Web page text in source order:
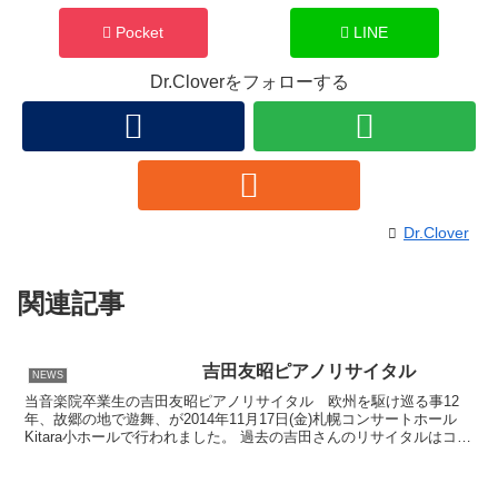
Pocket LINE
Dr.Cloverをフォローする
Dr.Clover
関連記事
NEWS 吉田友昭ピアノリサイタル
当音楽院卒業生の吉田友昭ピアノリサイタル 欧州を駆け巡る事12
年、故郷の地で遊舞、が2014年11月17日(金)札幌コンサートホール
Kitara小ホールで行われました。 過去の吉田さんのリサイタルはコチ